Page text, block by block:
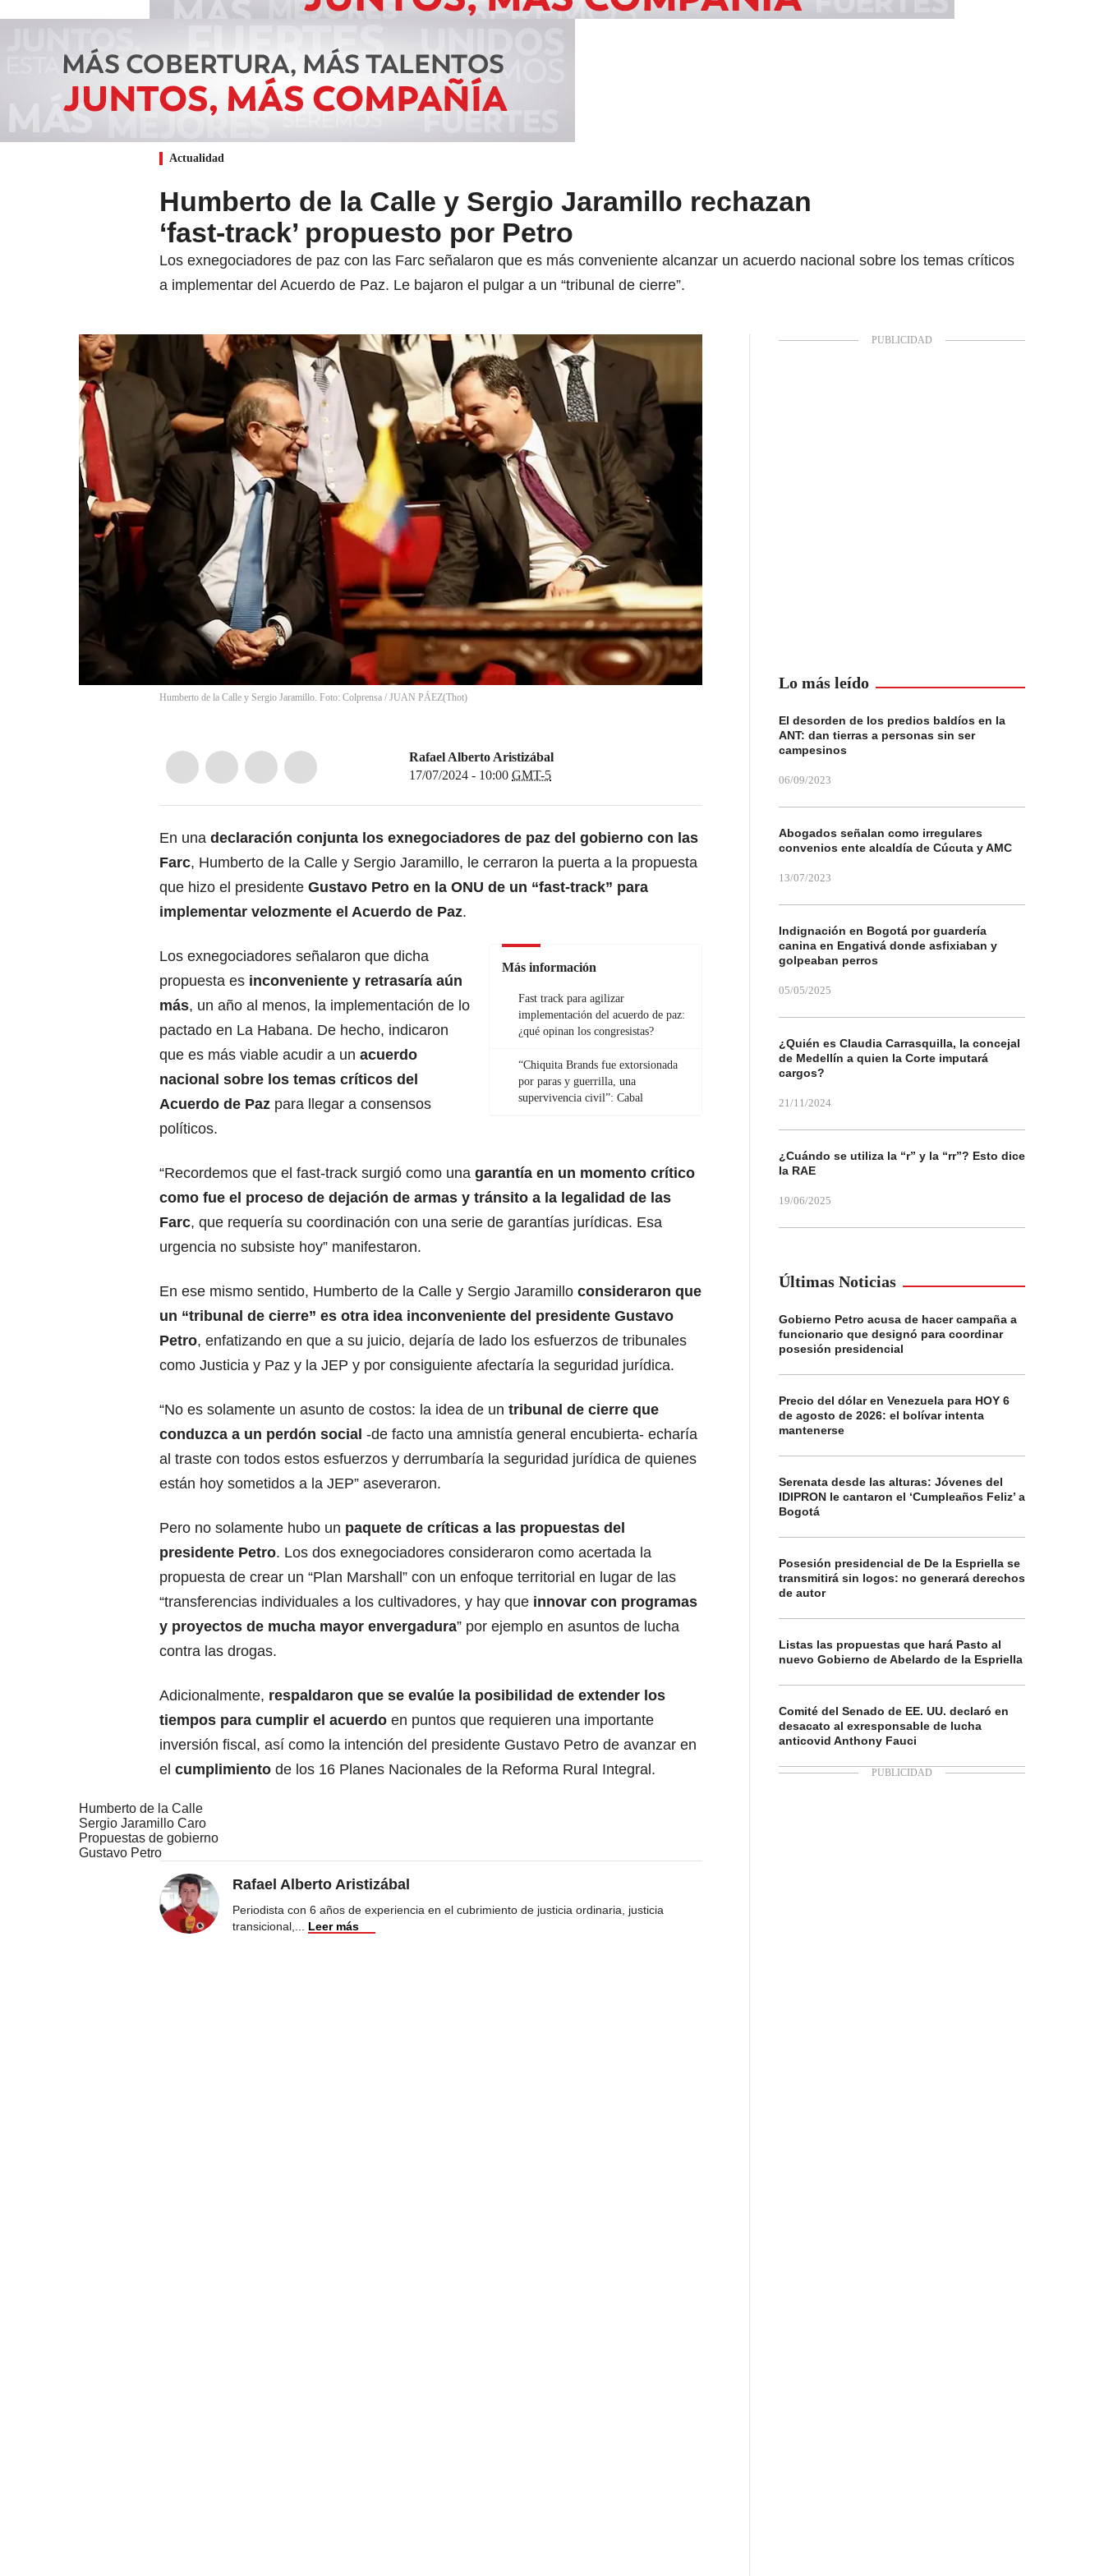
Actualidad
Humberto de la Calle y Sergio Jaramillo rechazan
‘fast-track’ propuesto por Petro
Los exnegociadores de paz con las Farc señalaron que es más conveniente alcanzar un acuerdo nacional sobre los temas críticos
a implementar del Acuerdo de Paz. Le bajaron el pulgar a un “tribunal de cierre”.
Humberto de la Calle y Sergio Jaramillo. Foto: Colprensa / JUAN PÁEZ(Thot)
Rafael Alberto Aristizábal
17/07/2024 - 10:00 GMT-5
En una declaración conjunta los exnegociadores de paz del gobierno con las
Farc, Humberto de la Calle y Sergio Jaramillo, le cerraron la puerta a la propuesta
que hizo el presidente Gustavo Petro en la ONU de un “fast-track” para
implementar velozmente el Acuerdo de Paz.
Más información
Fast track para agilizar
implementación del acuerdo de paz:
¿qué opinan los congresistas?
“Chiquita Brands fue extorsionada
por paras y guerrilla, una
supervivencia civil”: Cabal
Los exnegociadores señalaron que dicha
propuesta es inconveniente y retrasaría aún
más, un año al menos, la implementación de lo
pactado en La Habana. De hecho, indicaron
que es más viable acudir a un acuerdo
nacional sobre los temas críticos del
Acuerdo de Paz para llegar a consensos
políticos.
“Recordemos que el fast-track surgió como una garantía en un momento crítico
como fue el proceso de dejación de armas y tránsito a la legalidad de las
Farc, que requería su coordinación con una serie de garantías jurídicas. Esa
urgencia no subsiste hoy” manifestaron.
En ese mismo sentido, Humberto de la Calle y Sergio Jaramillo consideraron que
un “tribunal de cierre” es otra idea inconveniente del presidente Gustavo
Petro, enfatizando en que a su juicio, dejaría de lado los esfuerzos de tribunales
como Justicia y Paz y la JEP y por consiguiente afectaría la seguridad jurídica.
“No es solamente un asunto de costos: la idea de un tribunal de cierre que
conduzca a un perdón social -de facto una amnistía general encubierta- echaría
al traste con todos estos esfuerzos y derrumbaría la seguridad jurídica de quienes
están hoy sometidos a la JEP” aseveraron.
Pero no solamente hubo un paquete de críticas a las propuestas del
presidente Petro. Los dos exnegociadores consideraron como acertada la
propuesta de crear un “Plan Marshall” con un enfoque territorial en lugar de las
“transferencias individuales a los cultivadores, y hay que innovar con programas
y proyectos de mucha mayor envergadura” por ejemplo en asuntos de lucha
contra las drogas.
Adicionalmente, respaldaron que se evalúe la posibilidad de extender los
tiempos para cumplir el acuerdo en puntos que requieren una importante
inversión fiscal, así como la intención del presidente Gustavo Petro de avanzar en
el cumplimiento de los 16 Planes Nacionales de la Reforma Rural Integral.
Humberto de la Calle
Sergio Jaramillo Caro
Propuestas de gobierno
Gustavo Petro
Rafael Alberto Aristizábal
Periodista con 6 años de experiencia en el cubrimiento de justicia ordinaria, justicia
transicional,
Leer más
Lo más leído
El desorden de los predios baldíos en la
ANT: dan tierras a personas sin ser
campesinos
06/09/2023
Abogados señalan como irregulares
convenios ente alcaldía de Cúcuta y AMC
13/07/2023
Indignación en Bogotá por guardería
canina en Engativá donde asfixiaban y
golpeaban perros
05/05/2025
¿Quién es Claudia Carrasquilla, la concejal
de Medellín a quien la Corte imputará
cargos?
21/11/2024
¿Cuándo se utiliza la “r” y la “rr”? Esto dice
la RAE
19/06/2025
Últimas Noticias
Gobierno Petro acusa de hacer campaña a
funcionario que designó para coordinar
posesión presidencial
Precio del dólar en Venezuela para HOY 6
de agosto de 2026: el bolívar intenta
mantenerse
Serenata desde las alturas: Jóvenes del
IDIPRON le cantaron el ‘Cumpleaños Feliz’ a
Bogotá
Posesión presidencial de De la Espriella se
transmitirá sin logos: no generará derechos
de autor
Listas las propuestas que hará Pasto al
nuevo Gobierno de Abelardo de la Espriella
Comité del Senado de EE. UU. declaró en
desacato al exresponsable de lucha
anticovid Anthony Fauci